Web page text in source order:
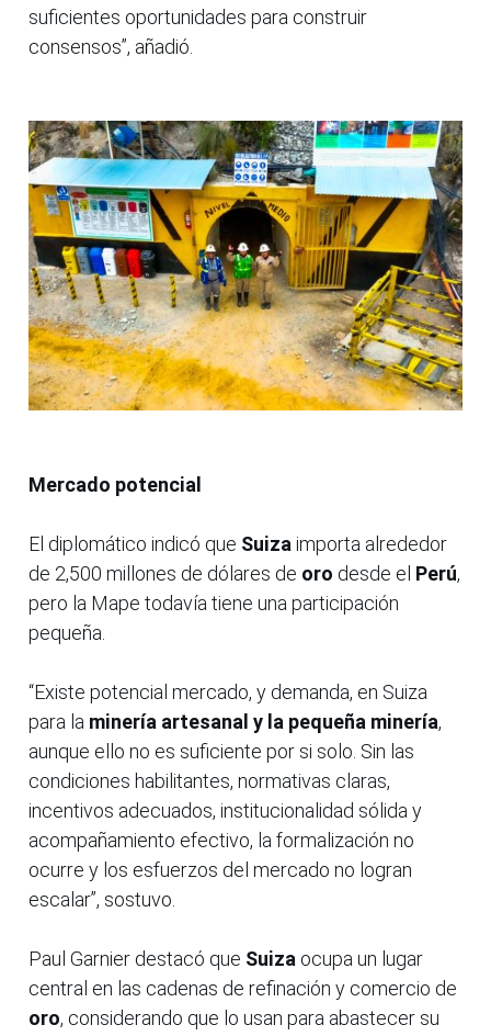
suficientes oportunidades para construir
consensos”, añadió.
Mercado potencial
El diplomático indicó que Suiza importa alrededor
de 2,500 millones de dólares de oro desde el Perú,
pero la Mape todavía tiene una participación
pequeña.
“Existe potencial mercado, y demanda, en Suiza
para la minería artesanal y la pequeña minería,
aunque ello no es suficiente por si solo. Sin las
condiciones habilitantes, normativas claras,
incentivos adecuados, institucionalidad sólida y
acompañamiento efectivo, la formalización no
ocurre y los esfuerzos del mercado no logran
escalar”, sostuvo.
Paul Garnier destacó que Suiza ocupa un lugar
central en las cadenas de refinación y comercio de
oro, considerando que lo usan para abastecer su